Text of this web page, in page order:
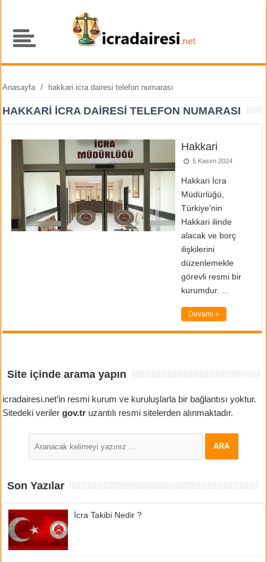
Anasayfa / hakkari icra dairesi telefon numarası
HAKKARI ICRA DAIRESI TELEFON NUMARASI
Hakkari
5 Kasım 2024
Hakkari İcra
Müdürlüğü,
Türkiye'nin
Hakkari ilinde
alacak ve borç
ilişkilerini
düzenlemekle
görevli resmi bir
kurumdur. ...
Devamı »
Site içinde arama yapın
icradairesi.net’in resmi kurum ve kuruluşlarla bir bağlantısı yoktur.
Sitedeki verilergov.tr uzantılı resmi sitelerden alınmaktadır.
Son Yazılar
İcra Takibi Nedir ?